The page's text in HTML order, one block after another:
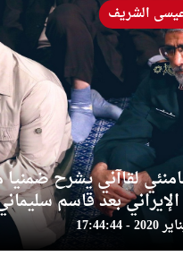
لقاآني يشرح
بعد قاسم
الشريف